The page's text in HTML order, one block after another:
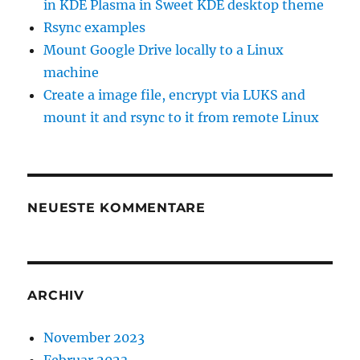
in KDE Plasma in Sweet KDE desktop theme
Rsync examples
Mount Google Drive locally to a Linux
machine
Create a image file, encrypt via LUKS and
mount it and rsync to it from remote Linux
NEUESTE KOMMENTARE
ARCHIV
November 2023